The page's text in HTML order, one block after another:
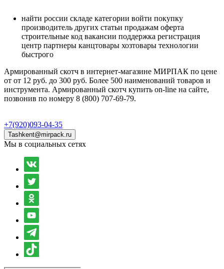
найти россии складе категории войти покупку
производитель других статьи продажам оферта
строительные код вакансии поддержка регистрация
центр партнеры канцтовары хозтовары технологии
быстрого
Армированный скотч в интернет-магазине МИРПАК по цене
от от 12 руб. до 300 руб. Более 500 наименований товаров и
инструмента. Армированный скотч купить on-line на сайте,
позвонив по номеру 8 (800) 707-69-79.
+7(920)093-04-35
Tashkent@mirpack.ru
Мы в социальных сетях